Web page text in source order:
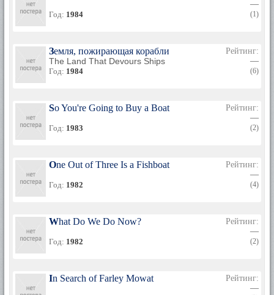
Год: 1984
—
(1)
Земля, пожирающая корабли
The Land That Devours Ships
Год: 1984
Рейтинг:
—
(6)
So You're Going to Buy a Boat
Год: 1983
Рейтинг:
—
(2)
One Out of Three Is a Fishboat
Год: 1982
Рейтинг:
—
(4)
What Do We Do Now?
Год: 1982
Рейтинг:
—
(2)
In Search of Farley Mowat
Рейтинг:
—